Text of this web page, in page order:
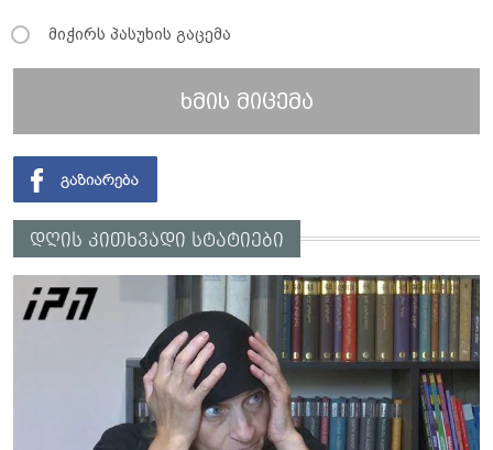
მიჭირს პასუხის გაცემა
ხმის მიცემა
დღის კითხვადი სტატიები